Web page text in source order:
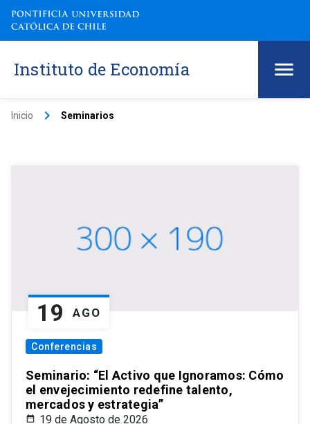
Instituto de Economía
Inicio keyboard_arrow_right Seminarios
19 AGO
Conferencias
Seminario: “El Activo que Ignoramos: Cómo
el envejecimiento redefine talento,
mercados y estrategia”
19 de Agosto de 2026